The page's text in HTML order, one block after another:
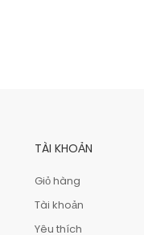
TÀI KHOẢN
Giỏ hàng
Tài khoản
Yêu thích